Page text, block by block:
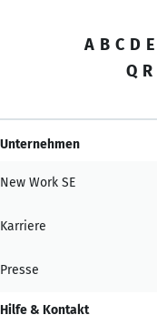
A B C D E
Q R
Unternehmen
New Work SE
Karriere
Presse
Hilfe & Kontakt